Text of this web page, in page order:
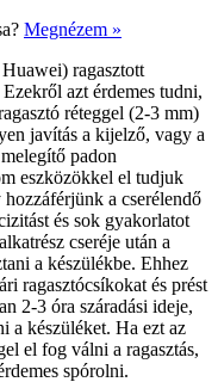
Megnézem »
ragasztott
azt érdemes tudni,
réteggel (2-3 mm)
javítás a kijelző, vagy a
padon
eszközökkel el tudjuk
a cserélendő
és sok gyakorlatot
cseréje után a
a készülékbe. Ehhez
ragasztócsíkokat és prést
2-3 óra száradási ideje,
a készüléket. Ha ezt az
el fog válni a ragasztás,
spórolni.